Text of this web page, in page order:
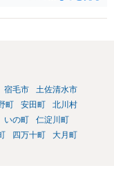
宿毛市
土佐清水市
町 安田町
北川村
いの町
仁淀川町
四万十町
大月町